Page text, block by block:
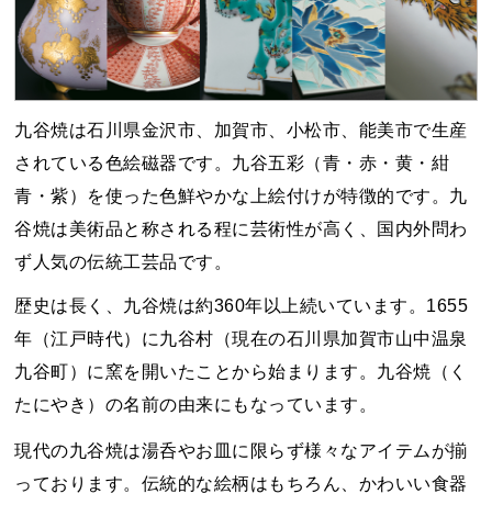
九谷焼は石川県金沢市、加賀市、小松市、能美市で生産
されている色絵磁器です。九谷五彩（青・赤・黄・紺
青・紫）を使った色鮮やかな上絵付けが特徴的です。九
谷焼は美術品と称される程に芸術性が高く、国内外問わ
ず人気の伝統工芸品です。
歴史は長く、九谷焼は約360年以上続いています。1655
年（江戸時代）に九谷村（現在の石川県加賀市山中温泉
九谷町）に窯を開いたことから始まります。九谷焼（く
たにやき）の名前の由来にもなっています。
現代の九谷焼は湯呑やお皿に限らず様々なアイテムが揃
っております。伝統的な絵柄はもちろん、かわいい食器